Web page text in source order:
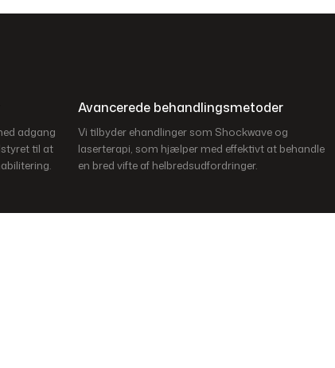
adgang
til at
Avancerede behandlingsmetoder
Vi tilbyder ehandlinger som Shockwave og
laserterapi, som hjælper med effektivt at behandle
en bred vifte af helbredsudfordringer.